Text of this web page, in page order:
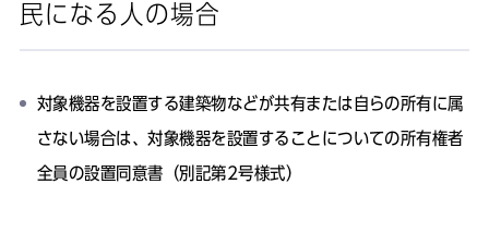
民になる人の場合
対象機器を設置する建築物などが共有または自らの所有に属
さない場合は、対象機器を設置することについての所有権者
全員の設置同意書（別記第2号様式）